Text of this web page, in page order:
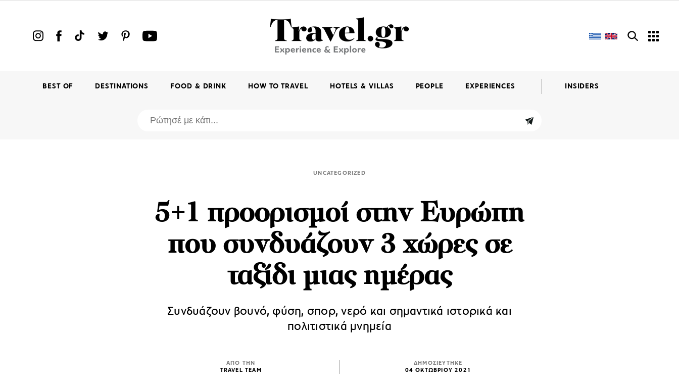
BEST OF DESTINATIONS FOOD & DRINK HOW TO TRAVEL HOTELS & VILLAS PEOPLE EXPERIENCES INSIDERS
UNCATEGORIZED
5+1 προορισμοί στην Ευρώπη
που συνδυάζουν 3 χώρες σε
ταξίδι μιας ημέρας
Συνδυάζουν βουνό, φύση, σπορ, νερό και σημαντικά ιστορικά και
πολιτιστικά μνημεία
ΑΠΟ ΤΗΝ
TRAVEL TEAM
ΔΗΜΟΣΙΕΥΤΗΚΕ
04 ΟΚΤΩΒΡΙΟΥ 2021